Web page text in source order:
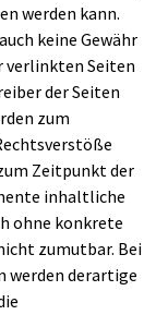
werden kann.
keine Gewähr
verlinkten Seiten
der Seiten
zum
Zeitpunkt der
inhaltliche
ohne konkrete
zumutbar. Bei
werden derartige